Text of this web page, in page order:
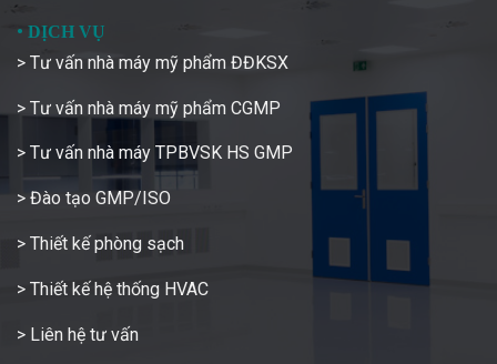
• DỊCH VỤ
> Tư vấn nhà máy mỹ phẩm ĐĐKSX
> Tư vấn nhà máy mỹ phẩm CGMP
> Tư vấn nhà máy TPBVSK HS GMP
> Đào tạo GMP/ISO
> Thiết kế phòng sạch
> Thiết kế hệ thống HVAC
> Liên hệ tư vấn